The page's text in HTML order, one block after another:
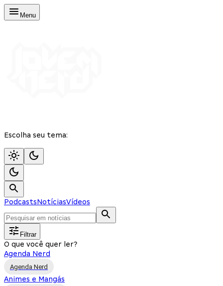
Menu
Escolha seu tema:
PodcastsNotíciasVídeos
Filtrar
O que você quer ler?
Agenda Nerd
Agenda Nerd
Animes e Mangás